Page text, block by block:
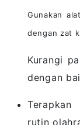
Gunakan
dengan zat
Kurangi
dengan
rutin